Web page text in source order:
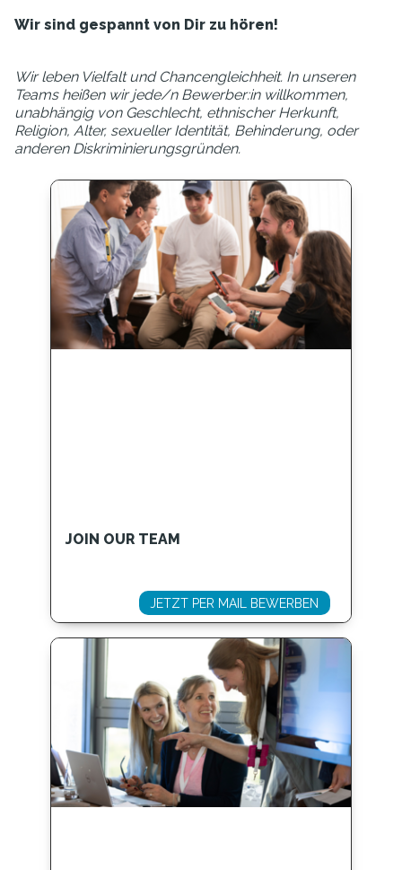
Wir sind gespannt von Dir zu hören!
Wir leben Vielfalt und Chancengleichheit. In unseren
Teams heißen wir jede/n Bewerber:in willkommen,
unabhängig von Geschlecht, ethnischer Herkunft,
Religion, Alter, sexueller Identität, Behinderung, oder
anderen Diskriminierungsgründen.
JOIN OUR TEAM
JETZT PER MAIL BEWERBEN